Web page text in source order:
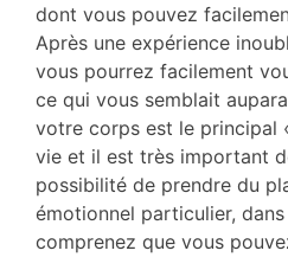
dont vous pouvez
Après une expérience
vous pourrez facilement
ce qui vous semblait
votre corps est le principal
vie et il est très important
possibilité de prendre du
émotionnel particulier,
comprenez que vous